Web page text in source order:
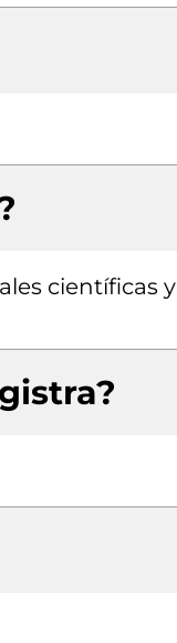
científicas y